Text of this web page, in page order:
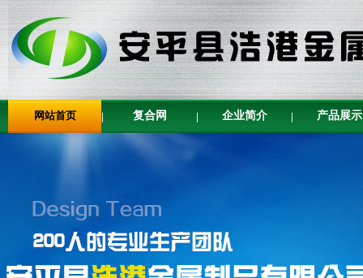
网站首页 | 复合网 | 企业简介 | 产品展示